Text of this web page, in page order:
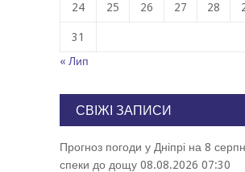
24 25 26 27 28
31
« Лип
СВІЖІ ЗАПИСИ
Прогноз погоди у Дніпрі на 8
спеки до дощу 08.08.2026 07:30